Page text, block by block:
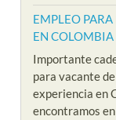
EMPLEO
EN COLOMBIA
Importante
para vacante
experiencia en
encontramos